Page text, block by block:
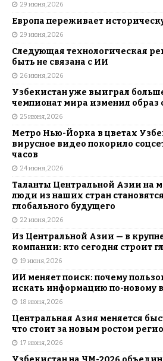
29 июня, 2026
Европа переживает
29 июня, 2026
Следующая технологическая
быть не связана с ИИ
26 июня, 2026
Узбекистан уже выиграл
чемпионат мира изменил образ
25 июня, 2026
Метро Нью-Йорка в цветах
вирусное видео покорило
часов
24 июня, 2026
Таланты Центральной Азии на
люди из наших стран
глобального будущего
22 июня, 2026
Из Центральной Азии — в
компании: кто сегодня строит
19 июня, 2026
ИИ меняет поиск: почему
искать информацию по-новому в
18 июня, 2026
Центральная Азия меняется
что стоит за новым ростом
17 июня, 2026